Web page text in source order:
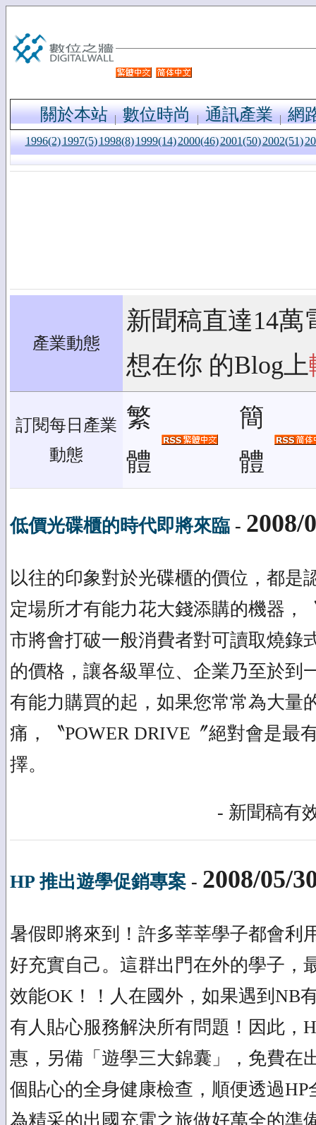
關於本站 數位時尚 通訊產業 網
1996(2)1997(5)1998(8)1999(14)2000(46)2001(50)2002(51)
產業動態
新聞稿直達14萬
想在你 的Blog上
訂閱每日產業
動態
繁
體
簡
體
低價光碟櫃的時代即將來臨 - 2008/
以往的印象對於光碟櫃的價位，都是
定場所才有能力花大錢添購的機器，
市將會打破一般消費者對可讀取燒錄
的價格，讓各級單位、企業乃至於到
有能力購買的起，如果您常常為大量
痛，〝POWER DRIVE〞絕對會是最
擇。
- 新聞稿有
HP 推出遊學促銷專案 - 2008/05/
暑假即將來到！許多莘莘學子都會利
好充實自己。這群出門在外的學子，
效能OK！！人在國外，如果遇到NB
有人貼心服務解決所有問題！因此，
惠，另備「遊學三大錦囊」，免費在
個貼心的全身健康檢查，順便透過
為精采的出國充電之旅做好萬全的準